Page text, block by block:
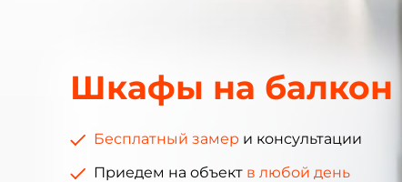
Шкафы на балкон
Бесплатный замери консультации
Приедем на объект в любой день